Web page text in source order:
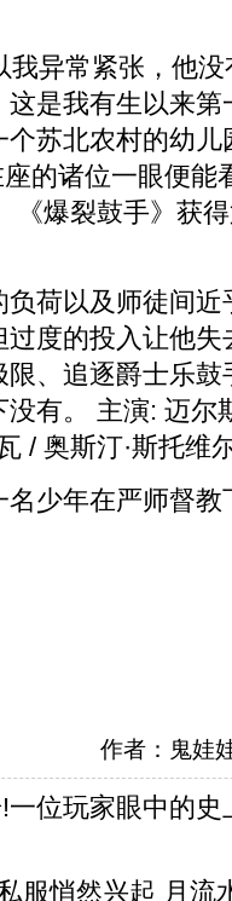
我异常紧张，他
是我有生以来
苏北农村的幼
的诸位一眼便能
《爆裂鼓手》获
荷以及师徒间
度的投入让他
、追逐爵士乐
有。 主演: 迈尔
/ 奥斯汀·斯托维
少年在严师督教
作者：鬼娃
一位玩家眼中的
服悄然兴起 月流